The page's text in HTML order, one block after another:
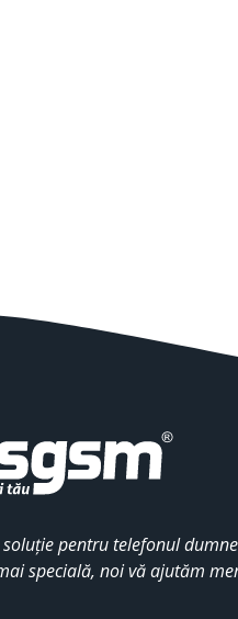
pentru telefonul
specială, noi vă ajutăm